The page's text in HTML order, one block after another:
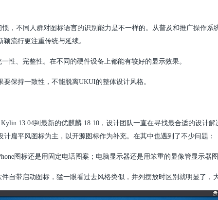
，不同人群对图标语言的识别能力是不一样的。从普及和推广操作
流行更注重传统与延续。
性、完整性。在不同的硬件设备上都能有较好的显示效果。
保持一致性，不能脱离UKUI的整体设计风格。
13.04到最新的优麒麟 18.10，设计团队一直在寻找最合适的设计
扁平风图标为主，以开源图标作为补充。在其中也遇到了不少问题：
图标还是用固定电话图案；电脑显示器还是用笨重的显像管显示器
自带启动图标，猛一眼看过去风格类似，并列摆放时区别就明显了，